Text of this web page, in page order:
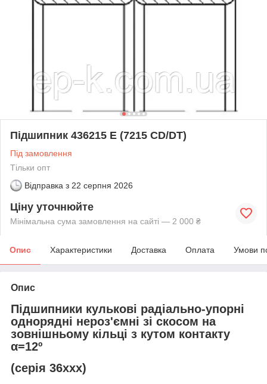
Підшипник 436215 E (7215 СD/DT)
Під замовлення
Тільки опт
Відправка з 22 серпня 2026
Ціну уточнюйте
Мінімальна сума замовлення на сайті — 2 000 ₴
Опис Характеристики Доставка Оплата Умови
Опис
Підшипники кулькові радіально-упорні
однорядні нероз'ємні зі скосом на
зовнішньому кільці з кутом контакту
α=12º
(серія 36ххх)